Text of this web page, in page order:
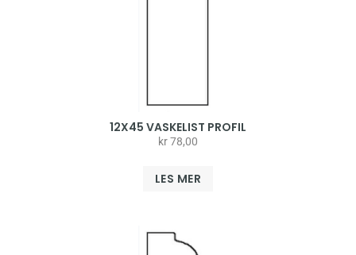
12X45 VASKELIST PROFIL
kr78,00
LES MER